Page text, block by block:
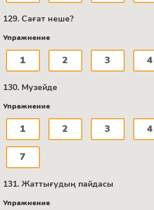
129. Сағат неше?
Упражнение
1 2 3 4
130. Музейде
Упражнение
1 2 3 4
7
131. Жаттығудың пайдасы
Упражнение